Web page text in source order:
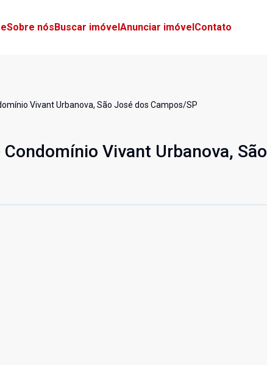
Sobre nósBuscar imóvelAnunciar imóvelContato
Vivant Urbanova, São José dos Campos/SP
Vivant Urbanova, São